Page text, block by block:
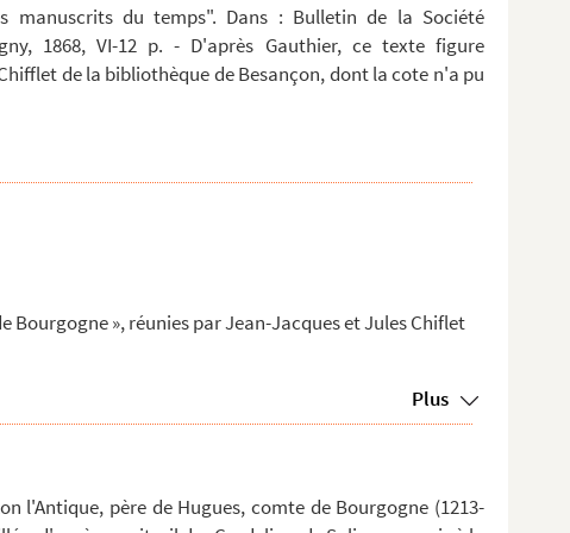
manuscrits du temps". Dans : Bulletin de la Société
1868, VI-12 p. - D'après Gauthier, ce texte figure
de la bibliothèque de Besançon, dont la cote n'a pu
Bourgogne », réunies par Jean-Jacques et Jules Chiflet
Plus
l'Antique, père de Hugues, comte de Bourgogne (1213-